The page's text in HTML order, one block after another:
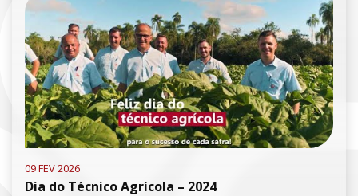
09 FEV 2026
Dia do Técnico Agrícola – 2024